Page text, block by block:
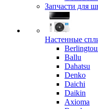
Запчасти для
Настенные
Ballu
Dahatsu
Denko
Daichi
Daikin
Axioma